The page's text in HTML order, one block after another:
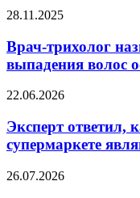
Врач-
назвала
основные
причины
волос
28.11.2025
Врач-трихолог
выпадения волос
Эксперт
какие
продукты
в
являются
22.06.2026
Эксперт ответил,
супермаркете
В
26.07.2026